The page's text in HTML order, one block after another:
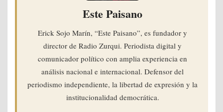
Este Paisano
Erick Sojo Marín, “Este Paisano”, es fundador y
director de Radio Zurqui. Periodista digital y
comunicador político con amplia experiencia en
análisis nacional e internacional. Defensor del
periodismo independiente, la libertad de expresión y la
institucionalidad democrática.